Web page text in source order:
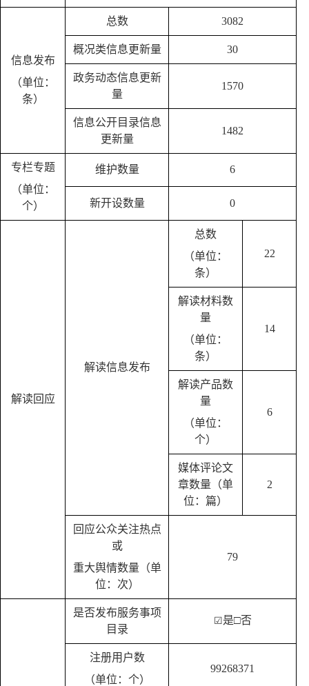
信息发布
（单位：
条）
总数 3082
概况类信息更新量 30
政务动态信息更新
量
1570
信息公开目录信息
更新量
1482
专栏专题
（单位：
个）
维护数量 6
新开设数量 0
解读回应
解读信息发布
总数
（单位：
条）
22
解读材料数
量
（单位：
条）
14
解读产品数
量
（单位：
个）
6
媒体评论文
章数量（单
位：篇）
2
回应公众关注热点
或
重大舆情数量（单
位：次）
79
是否发布服务事项
目录
☑ 是□否
注册用户数
（单位：个）
99268371